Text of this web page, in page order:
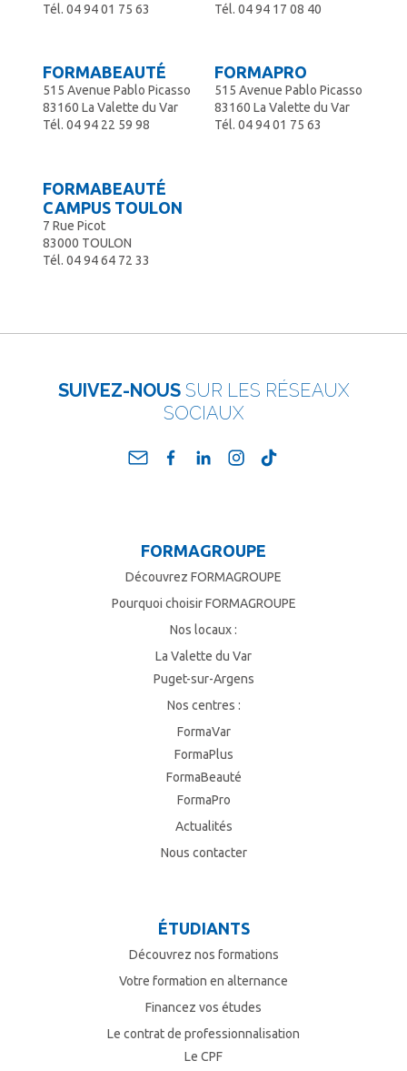
Tél. 04 94 01 75 63
Tél. 04 94 17 08 40
FORMABEAUTÉ
515 Avenue Pablo Picasso
83160 La Valette du Var
Tél. 04 94 22 59 98
FORMAPRO
515 Avenue Pablo Picasso
83160 La Valette du Var
Tél. 04 94 01 75 63
FORMABEAUTÉ
CAMPUS TOULON
7 Rue Picot
83000 TOULON
Tél. 04 94 64 72 33
SUIVEZ-NOUS SUR LES RÉSEAUX
SOCIAUX
FORMAGROUPE
Découvrez FORMAGROUPE
Pourquoi choisir FORMAGROUPE
Nos locaux :
La Valette du Var
Puget-sur-Argens
Nos centres :
FormaVar
FormaPlus
FormaBeauté
FormaPro
Actualités
Nous contacter
ÉTUDIANTS
Découvrez nos formations
Votre formation en alternance
Financez vos études
Le contrat de professionnalisation
Le CPF